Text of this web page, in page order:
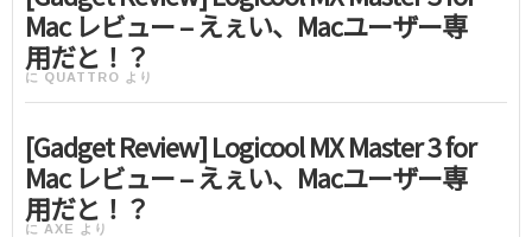
Mac レビュー – えぇい、Macユーザー専
用だと！？
に QUATTRO より
[Gadget Review] Logicool MX Master 3 for
Mac レビュー – えぇい、Macユーザー専
用だと！？
に AXE より